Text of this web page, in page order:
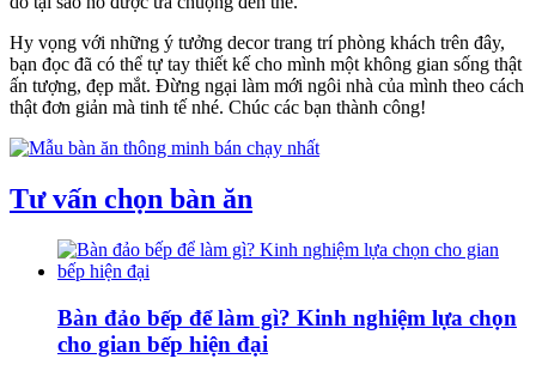
Hy vọng với những ý tưởng decor trang trí phòng khách trên đây,
bạn đọc đã có thể tự tay thiết kế cho mình một không gian sống thật
ấn tượng, đẹp mắt. Đừng ngại làm mới ngôi nhà của mình theo cách
thật đơn giản mà tinh tế nhé. Chúc các bạn thành công!
Tư vấn chọn bàn ăn
Bàn đảo bếp để làm gì? Kinh nghiệm lựa chọn
cho gian bếp hiện đại